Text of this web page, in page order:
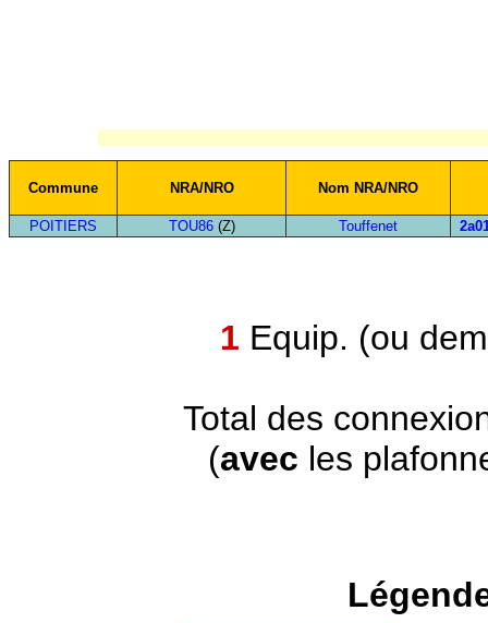
Commune NRA/NRO Nom NRA/NRO
POITIERS TOU86(Z) Touffenet
1 Equip. (ou
Total des
(avec les